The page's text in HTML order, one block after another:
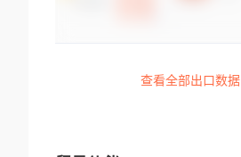
查看全部出口数据